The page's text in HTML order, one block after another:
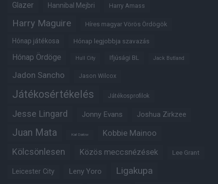
Glazer Hannibal Mejbri Harry Amass
Harry Maguire Híres magyar Vörös Ördögök
Hónap játékosa Hónap legjobbja szavazás
Hónap Ördöge Hull City Ifjúsági BL Jack Butland
Jadon Sancho Jason Wilcox
Játékosértékelés Játékosprofilok
Jesse Lingard Jonny Evans Joshua Zirkzee
Juan Mata Karl Darlow Kobbie Mainoo
Kölcsönlesen Közös meccsnézések Lee Grant
Leicester City Leny Yoro Ligakupa